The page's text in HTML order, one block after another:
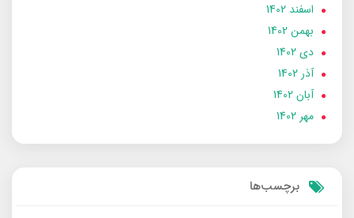
اسفند 1402
بهمن 1402
دی 1402
آذر 1402
آبان 1402
مهر 1402
برچسب‌ها